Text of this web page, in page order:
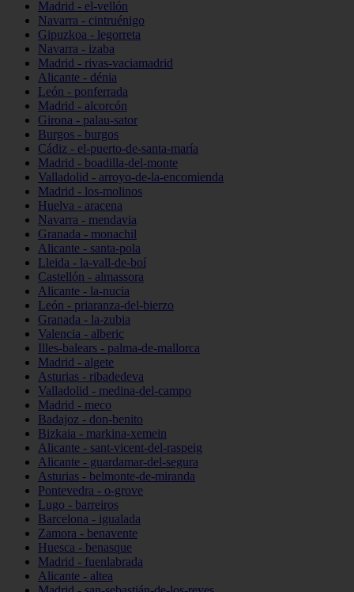
Madrid - el-vellón
Navarra - cintruénigo
Gipuzkoa - legorreta
Navarra - izaba
Madrid - rivas-vaciamadrid
Alicante - dénia
León - ponferrada
Madrid - alcorcón
Girona - palau-sator
Burgos - burgos
Cádiz - el-puerto-de-santa-maría
Madrid - boadilla-del-monte
Valladolid - arroyo-de-la-encomienda
Madrid - los-molinos
Huelva - aracena
Navarra - mendavia
Granada - monachil
Alicante - santa-pola
Lleida - la-vall-de-boí
Castellón - almassora
Alicante - la-nucia
León - priaranza-del-bierzo
Granada - la-zubia
Valencia - alberic
Illes-balears - palma-de-mallorca
Madrid - algete
Asturias - ribadedeva
Valladolid - medina-del-campo
Madrid - meco
Badajoz - don-benito
Bizkaia - markina-xemein
Alicante - sant-vicent-del-raspeig
Alicante - guardamar-del-segura
Asturias - belmonte-de-miranda
Pontevedra - o-grove
Lugo - barreiros
Barcelona - igualada
Zamora - benavente
Huesca - benasque
Madrid - fuenlabrada
Alicante - altea